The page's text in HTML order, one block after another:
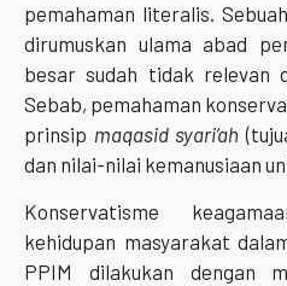
pemahaman literalis.
dirumuskan ulama abad
besar sudah tidak relevan
Sebab, pemahaman
prinsip maqasid syari’ah
dan nilai-nilai kemanusiaan
Konservatisme
kehidupan masyarakat
PPIM dilakukan dengan